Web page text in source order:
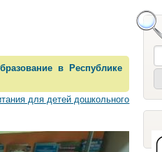
в Республике
для детей дошкольного